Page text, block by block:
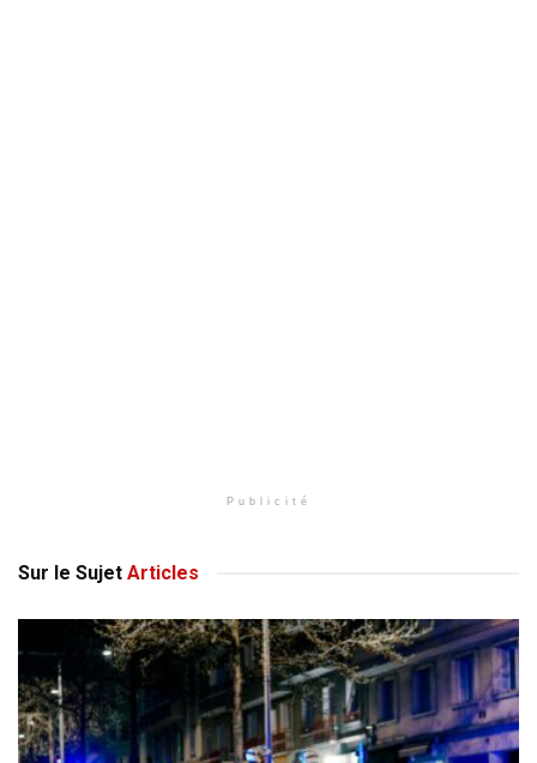
Publicité
Sur le Sujet Articles